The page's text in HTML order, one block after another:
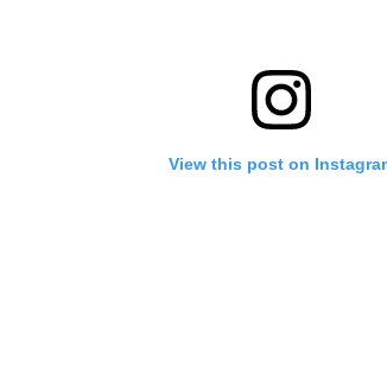
View this post on